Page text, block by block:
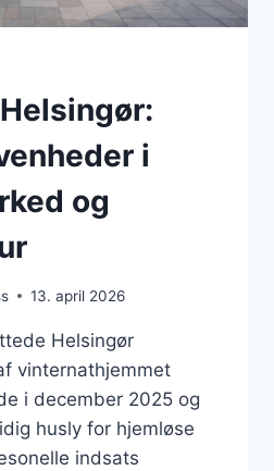
i
og
13. april 2026
Helsingør
vinternathjemmet
i december 2025 og
husly for hjemløse
indsats